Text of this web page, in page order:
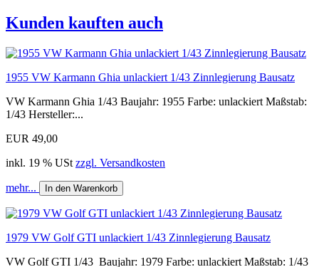
Kunden kauften auch
1955 VW Karmann Ghia unlackiert 1/43 Zinnlegierung Bausatz
VW Karmann Ghia 1/43 Baujahr: 1955 Farbe: unlackiert Maßstab:
1/43 Hersteller:...
EUR 49,00
inkl. 19 % USt zzgl. Versandkosten
mehr... In den Warenkorb
1979 VW Golf GTI unlackiert 1/43 Zinnlegierung Bausatz
VW Golf GTI 1/43 Baujahr: 1979 Farbe: unlackiert Maßstab: 1/43